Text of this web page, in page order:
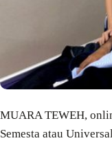
MUARA TEWEH,
Semesta atau